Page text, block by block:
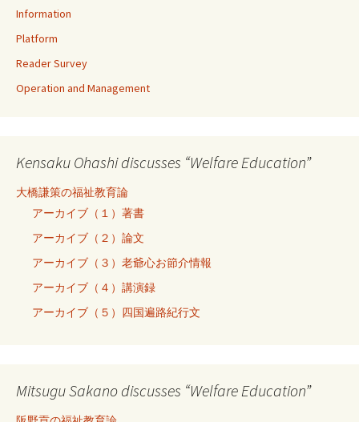
Information
Platform
Reader Survey
Operation and Management
Kensaku Ohashi discusses “Welfare Education”
大橋謙策の福祉教育論
アーカイブ（１）著書
アーカイブ（２）論文
アーカイブ（３）老爺心お節介情報
アーカイブ（４）講演録
アーカイブ（５）四国遍路紀行文
Mitsugu Sakano discusses “Welfare Education”